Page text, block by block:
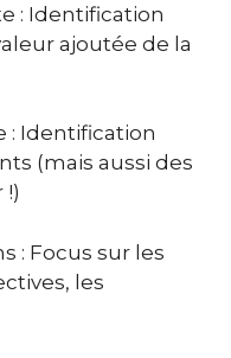
: Identification
ajoutée de la
: Identification
(mais aussi des
: Focus sur les
les